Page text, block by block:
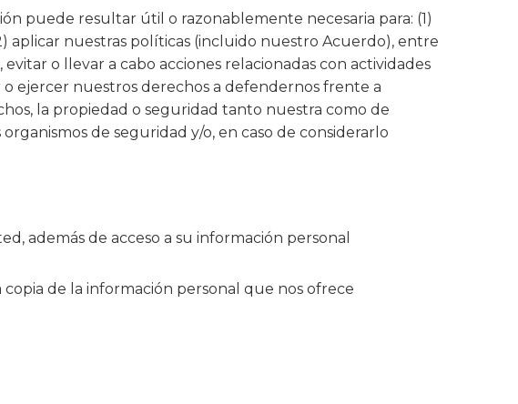
puede resultar útil o razonablemente necesaria para: (1)
nuestras políticas (incluido nuestro Acuerdo), entre
o llevar a cabo acciones relacionadas con actividades
ejercer nuestros derechos a defendernos frente a
la propiedad o seguridad tanto nuestra como de
de seguridad y/o, en caso de considerarlo
además de acceso a su información personal
de la información personal que nos ofrece